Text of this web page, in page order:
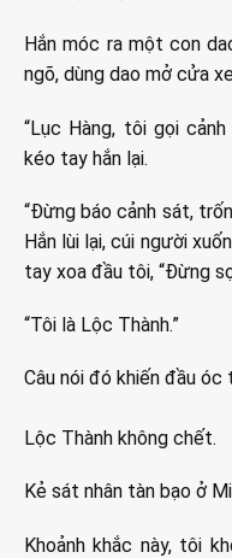
Hắn móc ra một con
ngõ, dùng dao mở cửa
“Lục Hàng, tôi gọi
kéo tay hắn lại.
“Đừng báo cảnh sát,
Hắn lùi lại, cúi người
tay xoa đầu tôi, “Đừng
“Tôi là Lộc Thành.”
Câu nói đó khiến đầu
Lộc Thành không chết.
Kẻ sát nhân tàn bạo ở
Khoảnh khắc này, tôi